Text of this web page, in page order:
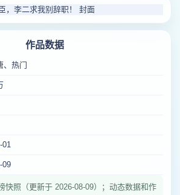
作品数据
、热门
01
09
快照（更新于 2026-08-09）；动态数据和作